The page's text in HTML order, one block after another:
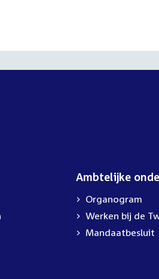
Ambtelijke
Organogram
Werken bij de
Mandaatbesluit